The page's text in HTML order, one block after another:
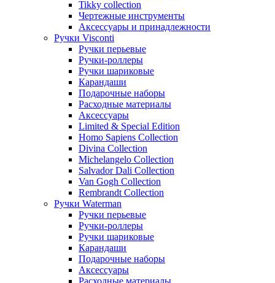
Tikky collection
Чертежные инструменты
Аксессуары и принадлежности
Ручки Visconti
Ручки перьевые
Ручки-роллеры
Ручки шариковые
Карандаши
Подарочные наборы
Расходные материалы
Аксессуары
Limited & Special Edition
Homo Sapiens Collection
Divina Collection
Michelangelo Collection
Salvador Dali Collection
Van Gogh Collection
Rembrandt Collection
Ручки Waterman
Ручки перьевые
Ручки-роллеры
Ручки шариковые
Карандаши
Подарочные наборы
Аксессуары